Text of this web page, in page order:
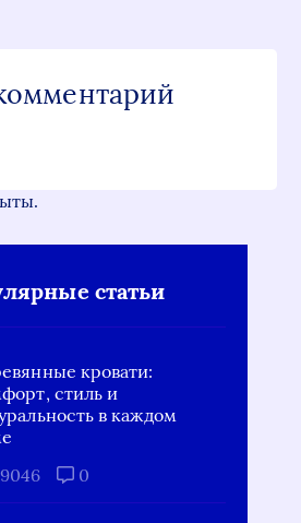
статьи
кровати:
стиль и
в каждом
0